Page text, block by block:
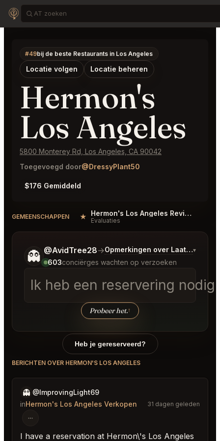
#49bij de beste Restaurants in Los Angeles
Locatie volgen Locatie beheren
Hermon's
Los Angeles
5800 Monterey Rd, Los Angeles, CA 90042
Toegevoegd door@DressyPlant50
$176 Gemiddeld
GEMEENSCHAPPEN ★ Hermon's Los Angeles Reviews
Evaluaties
👻 @AvidTree28→Opmerkingen over Laatste
▾
603conciërges wachten op verzoeken
Ik heb een reservering
Probeer het.↑
Vertel me wat je wilt.
Heb je gereserveerd?
BERICHTEN OVER HERMON'S LOS ANGELES
👻 @ImprovingLight69
inHermon's Los Angeles Verkopen 31 dagen geleden
I have a reservation at Hermon\'s Los Angeles